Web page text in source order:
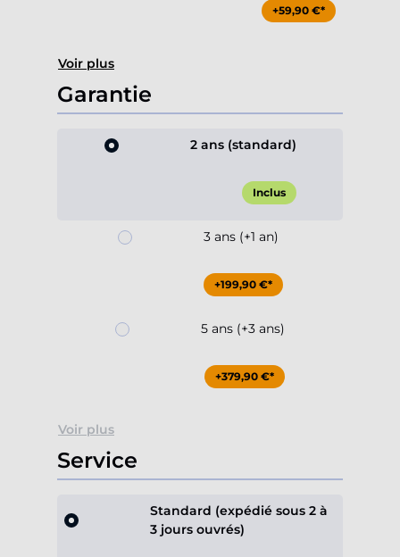
+59,90 €*
Voir plus
Garantie
2 ans (standard)
Inclus
3 ans (+1 an)
+199,90 €*
5 ans (+3 ans)
+379,90 €*
Voir plus
Service
Standard (expédié sous 2 à
3 jours ouvrés)